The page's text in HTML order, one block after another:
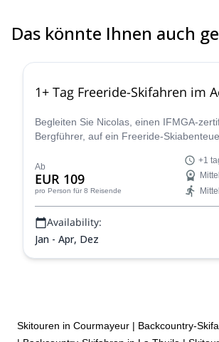
Das könnte Ihnen auch
1+ Tag Freeride-Skifahren im
Begleiten Sie Nicolas, einen IFMGA-
Bergführer, auf ein Freeride-
Pulverschneehänge im Aostatal!
Ab
EUR 109
pro Person für 8 Reisende
+1
Mittel
Mittel
Availability:
Jan - Apr, Dez
Skitouren in Courmayeur | Backcountry-